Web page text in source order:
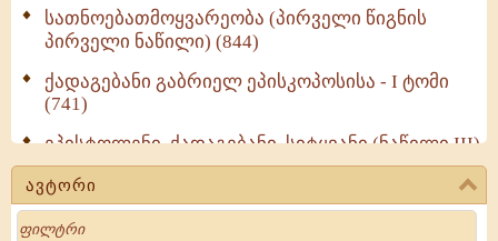
სათნოებათმოყვარეობა (პირველი წიგნის
პირველი ნაწილი) (844)
ქადაგებანი გაბრიელ ეპისკოპოსისა - I ტომი
(741)
ეპისტოლენი, ქადაგებანი, სიტყვანი (ნაწილი III)
(723)
მოძღვრის ძალზე სასარგებლო რჩევები
მრევლისათვის (545)
ავტორი
Search